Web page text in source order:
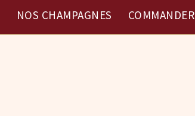
NOS CHAMPAGNES COMMANDER